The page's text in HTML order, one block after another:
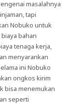
masalahnya
tapi
Nobuko untuk
bahan
tenaga kerja,
menyarankan
ini Nobuko
ongkos kirim
bisa menemukan
seperti